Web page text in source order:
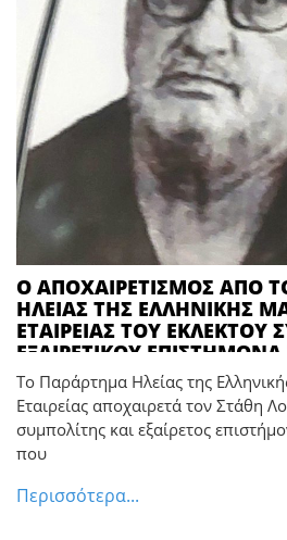
Ο ΑΠΟΧΑΙΡΕΤΙΣΜΟΣ ΑΠΟ
ΗΛΕΙΑΣ ΤΗΣ ΕΛΛΗΝΙΚΗΣ
ΕΤΑΙΡΕΙΑΣ ΤΟΥ ΕΚΛΕΚΤΟΥ
ΕΞΑΙΡΕΤΙΚΟΥ
Το Παράρτημα Ηλείας της
Εταιρείας αποχαιρετά τον Στάθη
συμπολίτης και εξαίρετος
που
Περισσότερα...